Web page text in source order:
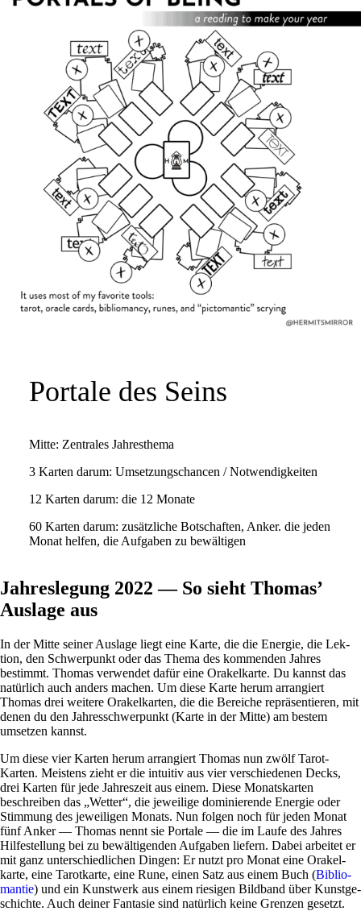
Por­tale des Seins
Mitte: Zen­trales Jahresthema
3 Karten darum: Umset­zungs­chancen / Notwendigkeiten
12 Karten darum: die 12 Monate
60 Karten darum: zusätz­liche Bot­schaften, Anker. die jeden
Monat helfen, die Auf­gaben zu bewältigen
Jahreslegung 2022 — So sieht Thomas’
Auslage aus
In der Mitte seiner Aus­lage liegt eine Karte, die die Energie, die Lek­
tion, den Schwer­punkt oder das Thema des kom­menden Jahres
bestimmt. Thomas ver­wendet dafür eine Ora­kel­karte. Du kannst das
natür­lich auch anders machen. Um diese Karte herum arran­giert
Thomas drei wei­tere Ora­kel­karten, die die Bereiche reprä­sen­tieren, mit
denen du den Jah­res­schwer­punkt (Karte in der Mitte) am bestem
umsetzen kannst.
Um diese vier Karten herum arran­giert Thomas nun zwölf Tarot-
Karten. Mei­stens zieht er die intuitiv aus vier ver­schie­denen Decks,
drei Karten für jede Jah­res­zeit aus einem. Diese Monats­karten
beschreiben das „Wetter“, die jewei­lige domi­nie­rende Energie oder
Stim­mung des jewei­ligen Monats. Nun folgen noch für jeden Monat
fünf Anker — Thomas nennt sie Por­tale — die im Laufe des Jahres
Hil­fe­stel­lung bei zu bewäl­ti­genden Auf­gaben lie­fern. Dabei arbeitet er
mit ganz unter­schied­li­chen Dingen: Er nutzt pro Monat eine Ora­kel­
karte, eine Tarot­karte, eine Rune, einen Satz aus einem Buch (Biblio­
mantie) und ein Kunst­werk aus einem rie­sigen Bild­band über Kunst­ge­
schichte. Auch deiner Fan­tasie sind natür­lich keine Grenzen gesetzt.